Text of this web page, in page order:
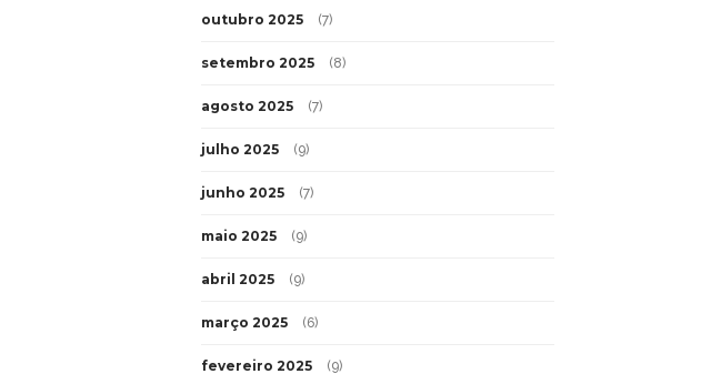
outubro 2025 (7)
setembro 2025 (8)
agosto 2025 (7)
julho 2025 (9)
junho 2025 (7)
maio 2025 (9)
abril 2025 (9)
março 2025 (6)
fevereiro 2025 (9)